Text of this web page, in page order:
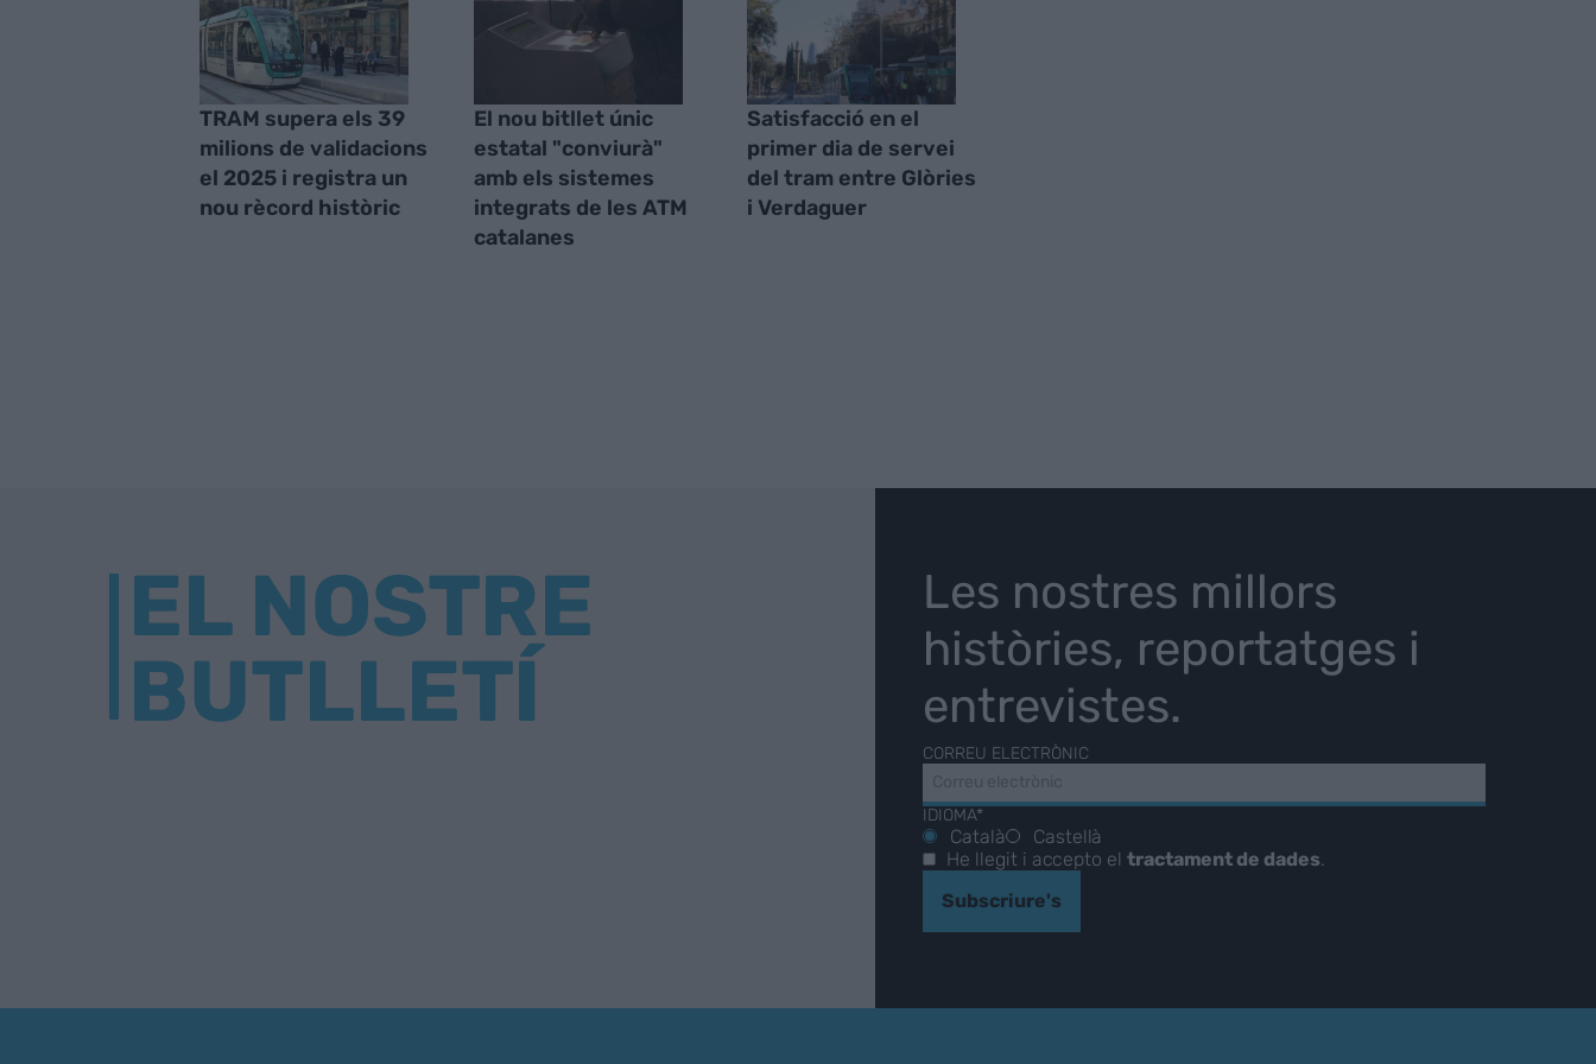
TRAM supera els 39
milions de validacions
el 2025 i registra un
nou rècord històric
El nou bitllet únic
estatal "conviurà"
amb els sistemes
integrats de les ATM
catalanes
Satisfacció en el
primer dia de servei
del tram entre Glòries
i Verdaguer
EL NOSTRE
BUTLLETÍ
Les nostres millors
històries, reportatges i
entrevistes.
CORREU ELECTRÒNIC
IDIOMA*
Català
Castellà
He llegit i accepto el tractament de dades.
Subscriure's